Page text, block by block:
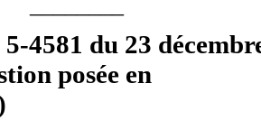
4581 du 23
posée en